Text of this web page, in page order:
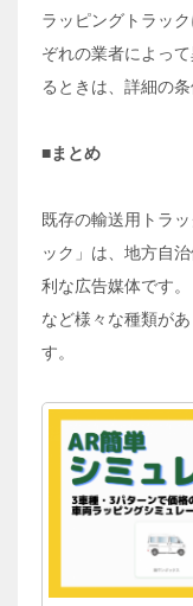
ラッピングトラッ
ぞれの業者によっ
るときは、詳細の
■まとめ
既存の輸送用トラ
ック」は、地方自
利な広告媒体です
など様々な種類が
す。